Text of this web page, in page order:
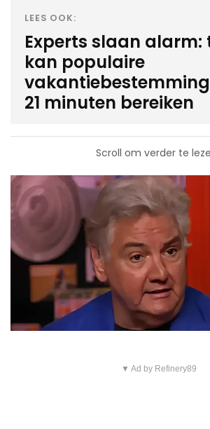
LEES OOK:
Experts slaan alarm:
kan populaire
21 minuten bereiken
Scroll om verder te
▼ Ad by Refinery89